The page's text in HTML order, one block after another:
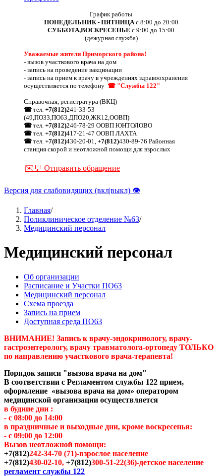
График работы
ПОНЕДЕЛЬНИК - ПЯТНИЦА с 8:00 до 20:00
СУББОТА,ВОСКРЕСЕНЬЕ с 9:00 до 15:00
(дежурная служба)
Уважаемые жители Приморского района!
- вызов участкового врача на дом
- запись на проведение вакцинации
- запись на прием к врачу в учреждениях здравоохранения
осуществляется по телефону ☎ "Службы 122"
Справочная, регистратура (ВКЦ)
☎ тел. +7(812)241-33-53
(49,ПО33,ПО63,ДПО20,ЖК12,ООВП)
☎ тел. +7(812)246-78-29 ООВП ЮНТОЛОВО
☎ тел. +7(812)417-21-47 ООВП ЛАХТА
☎ тел. +7(812)430-20-01, +7(812)430-89-76 Районная
станция скорой и неотложной помощи для взрослых
✉️💬 Отправить обращение
Версия для слабовидящих (вкл|выкл) 👁
Строка
навигации
Главная/
Поликлиническое отделение №63/
Медицинский персонал
Медицинский персонал
Об организации
Расписание и Участки ПО63
Медицинский персонал
Схема проезда
Запись на прием
Доступная среда ПО63
ВНИМАНИЕ! Запись к врачу-эндокринологу, врачу-
гастроэнтерологу, врачу травматолога-ортопеду ТОЛЬКО
по направлению участкового врача-терапевта!
Порядок записи "вызова врача на дом"
В соответствии с Регламентом службы 122 прием,
оформление «вызова врача на дом» оператором
медицинской организации осуществляется
в будние дни :
- с 08:00 до 14:00
в праздничные и выходные дни, кроме воскресенья:
- с 09:00 до 12:00
Вызов неотложной помощи:
+7(812)242-34-70 (71)-взрослое население
+7(812)430-02-10, +7(812)300-51-22(36)-детское население
регламент службы 122